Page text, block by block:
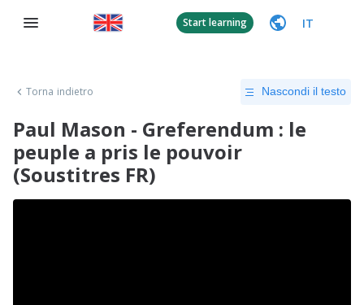
Start learning IT
Torna indietro Nascondi il testo
Paul Mason - Greferendum : le
peuple a pris le pouvoir
(Soustitres FR)